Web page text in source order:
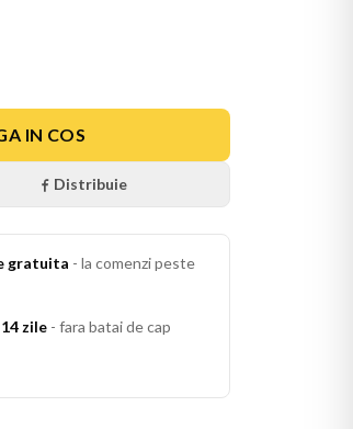
IN COS
Distribuie
gratuita -la comenzi peste
zile - fara batai de cap